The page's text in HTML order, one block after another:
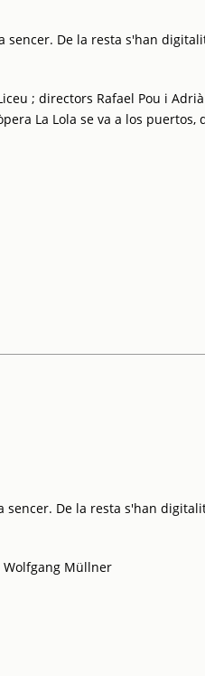
De la resta s'han
; directors Rafael Pou i
La Lola se va a los puertos,
De la resta s'han
Wolfgang Müllner